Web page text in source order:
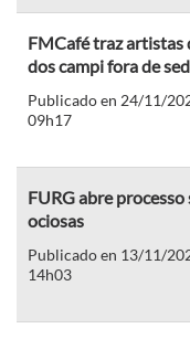
FMCafé traz artistas
dos campi fora de
Publicado en 24/11/
09h17
FURG abre
ociosas
Publicado en 13/11/
14h03